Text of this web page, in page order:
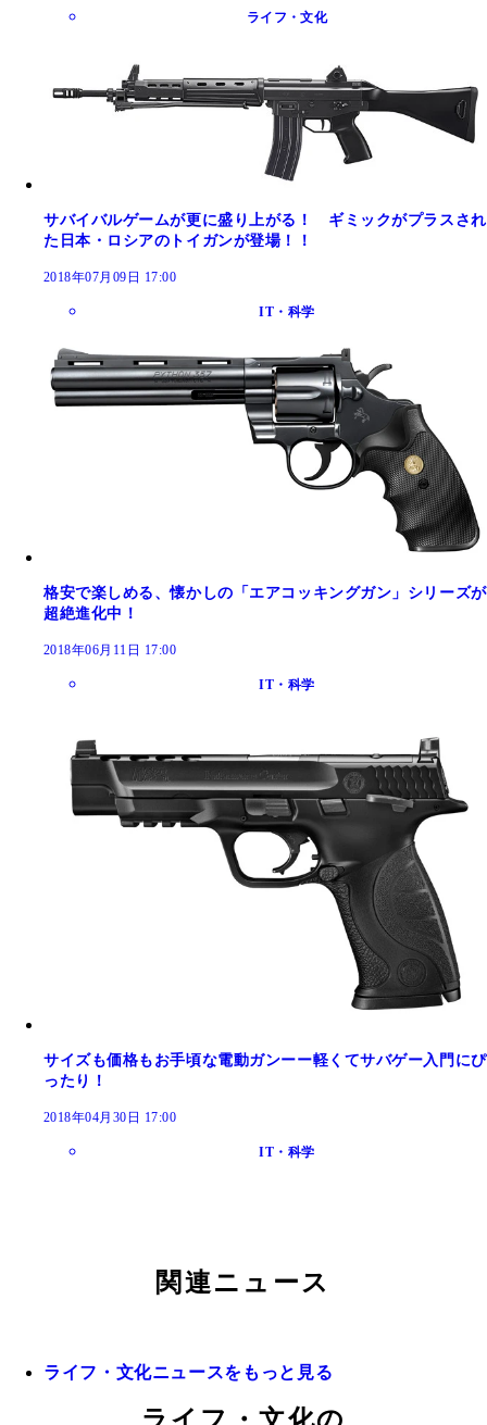
ライフ・文化
サバイバルゲームが更に盛り上がる！ ギミックがプラスされ
た日本・ロシアのトイガンが登場！！
2018年07月09日 17:00
IT・科学
格安で楽しめる、懐かしの「エアコッキングガン」シリーズが
超絶進化中！
2018年06月11日 17:00
IT・科学
サイズも価格もお手頃な電動ガンーー軽くてサバゲー入門にぴ
ったり！
2018年04月30日 17:00
IT・科学
関連ニュース
ライフ・文化ニュースをもっと見る